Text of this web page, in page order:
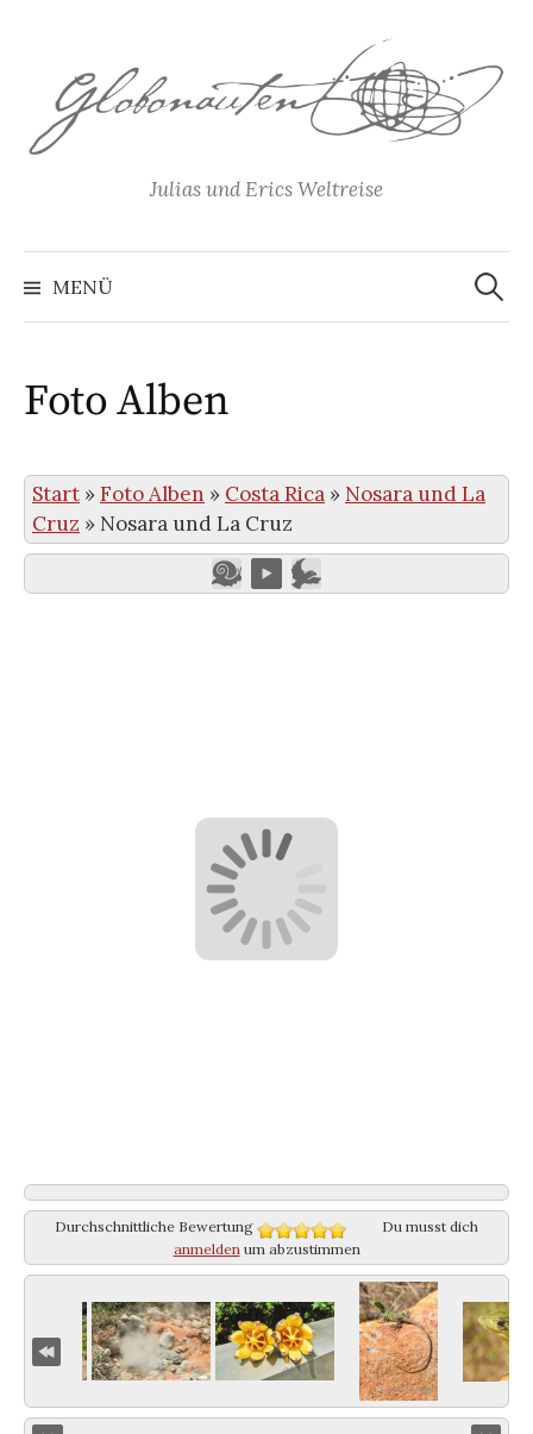
Inhalt
Julias und Erics Weltreise
MENÜ
Suchen
nach:
Foto Alben
Start »Foto Alben » Costa Rica » Nosara und La
Cruz » Nosara und La Cruz
Durchschnittliche Bewertung
Du musst dich
anmelden um abzustimmen